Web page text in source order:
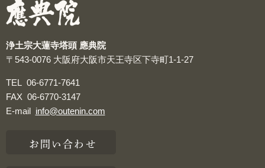
浄土宗大蓮寺塔頭 應典院
〒543-0076 大阪府大阪市天王寺区下寺町1-1-27
TEL 06-6771-7641
FAX 06-6770-3147
E-mail info@outenin.com
お問い合わせ